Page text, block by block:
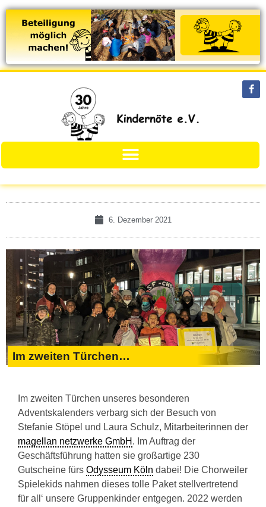
6. Dezember 2021
Im zweiten Türchen…
Im zweiten Türchen unseres besonderen
Adventskalenders verbarg sich der Besuch von
Stefanie Stöpel und Laura Schulz, Mitarbeiterinnen der
magellan netzwerke GmbH . Im Auftrag der
Geschäftsführung hatten sie großartige 230
Gutscheine fürs Odysseum Köln dabei! Die Chorweiler
Spielekids nahmen dieses tolle Paket stellvertretend
für all‘ unsere Gruppenkinder entgegen. 2022 werden